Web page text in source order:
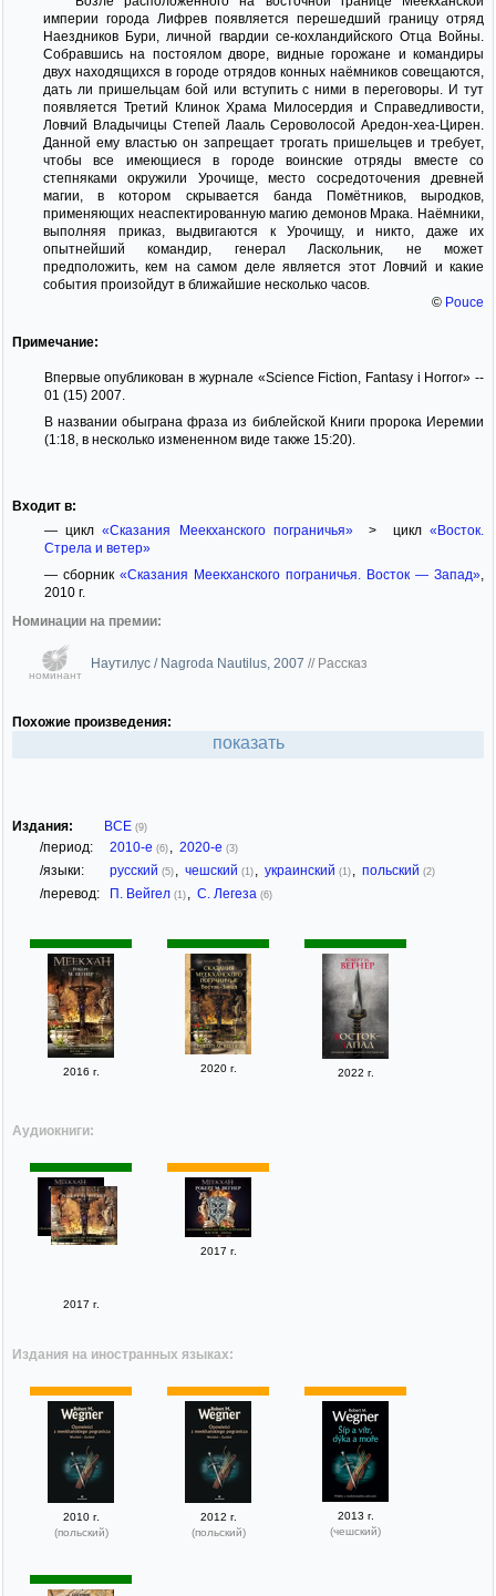
империи города Лифрев появляется перешедший границу отряд
Наездников Бури, личной гвардии се-кохландийского Отца Войны.
Собравшись на постоялом дворе, видные горожане и командиры
двух находящихся в городе отрядов конных наёмников совещаются,
дать ли пришельцам бой или вступить с ними в переговоры. И тут
появляется Третий Клинок Храма Милосердия и Справедливости,
Ловчий Владычицы Степей Лааль Сероволосой Аредон-хеа-Цирен.
Данной ему властью он запрещает трогать пришельцев и требует,
чтобы все имеющиеся в городе воинские отряды вместе со
степняками окружили Урочище, место сосредоточения древней
магии, в котором скрывается банда Помётников, выродков,
применяющих неаспектированную магию демонов Мрака. Наёмники,
выполняя приказ, выдвигаются к Урочищу, и никто, даже их
опытнейший командир, генерал Ласкольник, не может
предположить, кем на самом деле является этот Ловчий и какие
события произойдут в ближайшие несколько часов.
© Pouce
Примечание:
Впервые опубликован в журнале «Science Fiction, Fantasy i Horror» --
01 (15) 2007.
В названии обыграна фраза из библейской Книги пророка Иеремии
(1:18, в несколько измененном виде также 15:20).
Входит в:
— цикл«Сказания Меекханского пограничья»> цикл«Восток.
Стрела и ветер»
— сборник «Сказания Меекханского пограничья. Восток — Запад»
2010 г.
Номинации на премии:
номинант
Наутилус / Nagroda Nautilus, 2007 // Рассказ
Похожие произведения:
показать
Издания: ВСЕ (9)
/период: 2010-е (6) , 2020-е (3)
/языки: русский (5) , чешский (1) , украинский (1) , польский (2)
/перевод: П. Вейгел (1) , С. Легеза (6)
2016 г. 2020 г. 2022 г.
Аудиокниги:
2017 г.
2017 г.
Издания на иностранных языках:
2010 г.
(польский)
2012 г.
(польский)
2013 г.
(чешский)